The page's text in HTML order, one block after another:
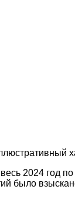
2024 год
было